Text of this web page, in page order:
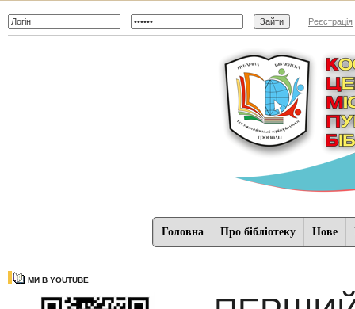
Реєстрація
Головна Про бібліотеку Нове
МИ В YOUTUBE